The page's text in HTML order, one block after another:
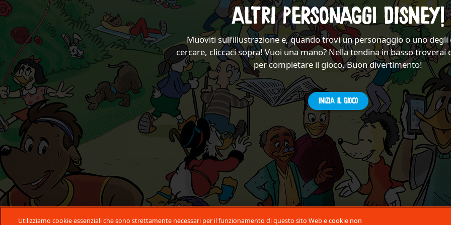
ALTRI PERSONAGGI DISNEY!
Muoviti sull’illustrazione e, quando trovi un personaggio o uno
cercare, cliccaci sopra! Vuoi una mano? Nella tendina in basso troverai
per completare il gioco. Buon divertimento!
inizia il gioco
Utilizziamo cookie essenziali che sono strettamente necessari per il funzionamento di questo sito Web e cookie non